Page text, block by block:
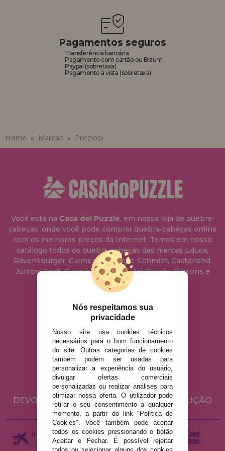
REGISTRO DE REVENDEDOR
Pagamentos seguros
· Transferência bancária
· Pagamento com cartão ou Bizum
· Paypal (sobretaxa)
· Pagamento à vista (sobretaxa)
Home » Marcas » Preziosi
Você está na Casa del Puzzle, em nossa loja de quebra-
cabeças, onde você pode comprar quebra-cabeças online
com os melhores preços da Internet. Temos em nosso
catálogo todos os quebra-cabeças das marcas Educa,
Ravensburger, Clementoni, Heye, Schmidt, Castorland,
Jumbo, Trefl, Piatnik, Anatolian, Art Puzzle, Gibsons e
muito mais.
info@casadopuzzle.pt
AVISO LEGAL
POLÍTICA DE PRIVACIDADE
POLÍTICA DE COOKIES
ENVIO E DEVOLUÇÕES
DEVOLUÇÕES / DIREITO DE LIVRE RESOLUÇÃO
Nós respeitamos sua
privacidade
Nosso site usa cookies técnicos
necessários para o bom funcionamento
do site. Outras categorias de cookies
também podem ser usadas para
personalizar a experiência do usuário,
divulgar ofertas comerciais
personalizadas ou realizar análises para
otimizar nossa oferta. O utilizador pode
retirar o seu consentimento a qualquer
momento, a partir do link "Política de
Cookies". Você também pode aceitar
todos os cookies pressionando o botão
Aceitar e Fechar. É possível rejeitar